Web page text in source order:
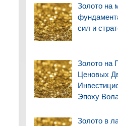
Золото на
сил и
Золото на
Ценовых
Эпоху
Золото в